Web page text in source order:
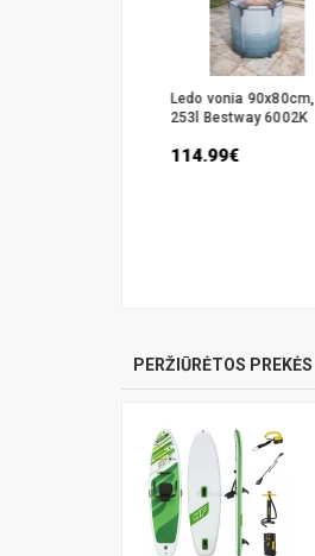
Ledo vonia 90x80cm,
253l Bestway 6002K
114.99€
PERŽIŪRĖTOS PREKĖS